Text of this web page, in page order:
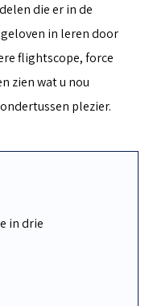
die er in de
in leren door
flightscope, force
zien wat u nou
plezier.
in drie